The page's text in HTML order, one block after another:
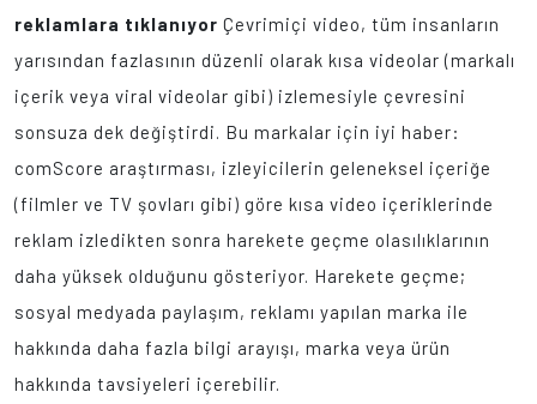
reklamlara tıklanıyor Çevrimiçi video, tüm insanların
yarısından fazlasının düzenli olarak kısa videolar (markalı
içerik veya viral videolar gibi) izlemesiyle çevresini
sonsuza dek değiştirdi. Bu markalar için iyi haber:
comScore araştırması, izleyicilerin geleneksel içeriğe
(filmler ve TV şovları gibi) göre kısa video içeriklerinde
reklam izledikten sonra harekete geçme olasılıklarının
daha yüksek olduğunu gösteriyor. Harekete geçme;
sosyal medyada paylaşım, reklamı yapılan marka ile
hakkında daha fazla bilgi arayışı, marka veya ürün
hakkında tavsiyeleri içerebilir.